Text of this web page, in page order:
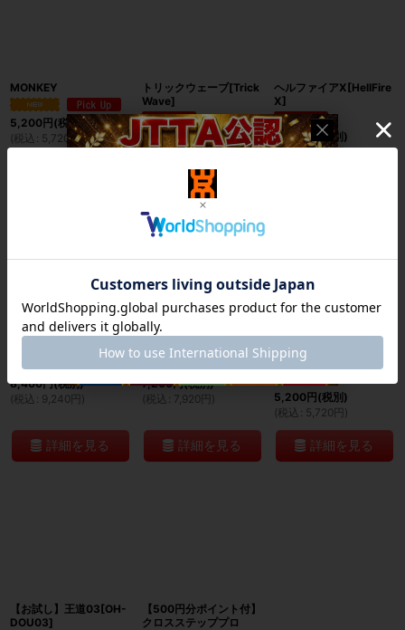
MONKEY
5,200 円 (税別)
(税込 : 5,720円)
トリックウェーブ[Trick
Wave]
4,200円
(税別)
(税込: 4,620円)
詳細を見る
ヘルファイアX[HellFire
X]
4,980円(税別)
(税込: 5,478円)
8,400円(税別)
(税込 : 9,240 円 )
詳細を見る
【お試し】TTR-KILLER
7,200円(税別)
税込 : 7,920 円 )
詳細を見る
【お試し】極守
2[Gokusyu2]
5,200円 (税別)
(税込 : 5,720 円 )
詳細を見る
【お試し】王道03[OH-
DOU03]
【500円分ポイント付】
クロスステッププロ